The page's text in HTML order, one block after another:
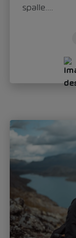
spalle....